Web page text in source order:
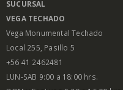
SUCURSAL
VEGA TECHADO
Vega Monumental Techado
Local 255, Pasillo 5
+56 41 2462481
LUN-SAB 9:00 a 18:00 hrs.